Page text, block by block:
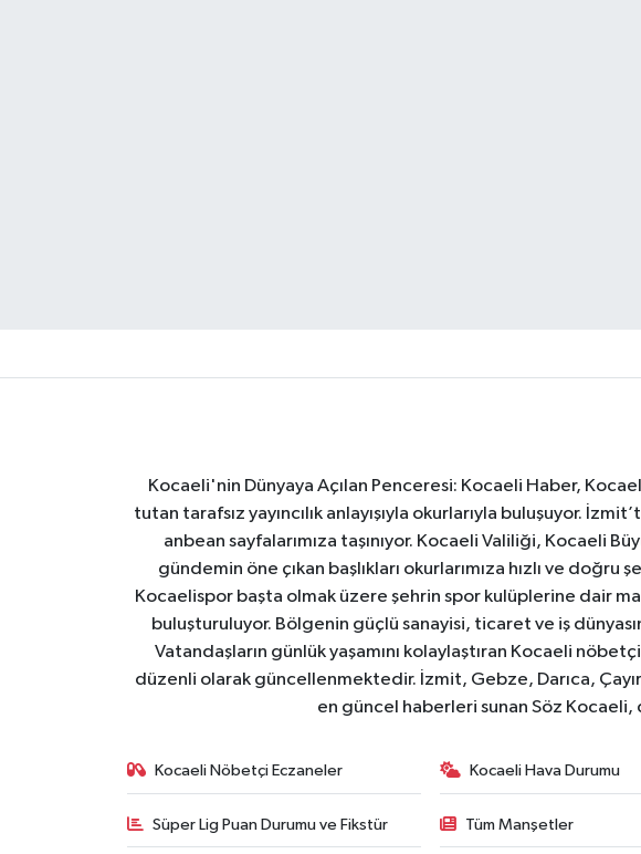
Kocaeli'nin Dünyaya Açılan Penceresi: Kocaeli Haber,
tutan tarafsız yayıncılık anlayışıyla okurlarıyla buluşuyor.
anbean sayfalarımıza taşınıyor. Kocaeli Valiliği, Kocaeli
gündemin öne çıkan başlıkları okurlarımıza hızlı ve
Kocaelispor başta olmak üzere şehrin spor kulüplerine dair
buluşturuluyor. Bölgenin güçlü sanayisi, ticaret ve iş
Vatandaşların günlük yaşamını kolaylaştıran Kocaeli
düzenli olarak güncellenmektedir. İzmit, Gebze, Darıca,
en güncel haberleri sunan Söz
Kocaeli Nöbetçi Eczaneler Kocaeli Hava Durumu
Süper Lig Puan Durumu ve Fikstür Tüm Manşetler